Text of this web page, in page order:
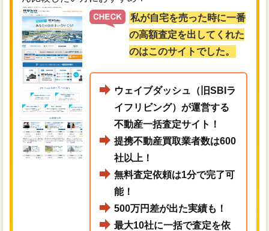
私が自宅を売った時に一番
の高額査定を出してくれた
のはこのサイトでした。
ウェイブダッシュ（旧SBIラ
イフリビング）が運営する
不動産一括査定サイト！
提携不動産買取業者数は600
社以上！
無料査定依頼は1分で完了可
能！
500万円差が出た実績も！
最大10社に一括で査定を依